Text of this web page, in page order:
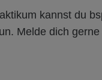
kannst du
Melde dich